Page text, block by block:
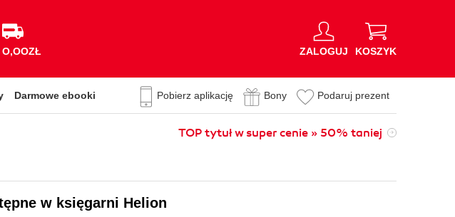
O,OOZŁ ZALOGUJ KOSZYK
Darmowe ebooki Pobierz aplikację Bony Podaruj prezent
TOP tytuł w super cenie » 50% taniej
w księgarni Helion